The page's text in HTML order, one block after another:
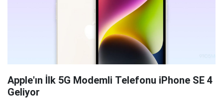
Apple'ın İlk 5G Modemli Telefonu iPhone SE 4
Geliyor